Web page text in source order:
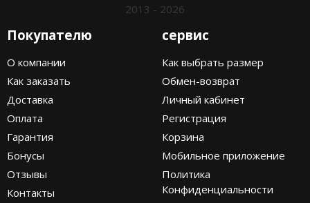
2013 - 2026
Покупателю
О компании
Как заказать
Доставка
Оплата
Гарантия
Бонусы
Отзывы
Контакты
сервис
Как выбрать размер
Обмен-возврат
Личный кабинет
Регистрация
Корзина
Мобильное приложение
Политика
Конфиденциальности
Nike PG
Nike Uptempo
Nike Foamposite